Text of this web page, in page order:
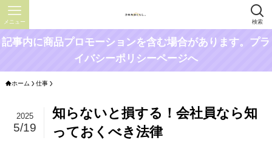
検索
メニュー
記事内に商品プロモーションを含む場合があります。プラ
イバシーポリシーページへ
ホーム 仕事
知らないと損する！会社員なら知
っておくべき法律
2025
5/19